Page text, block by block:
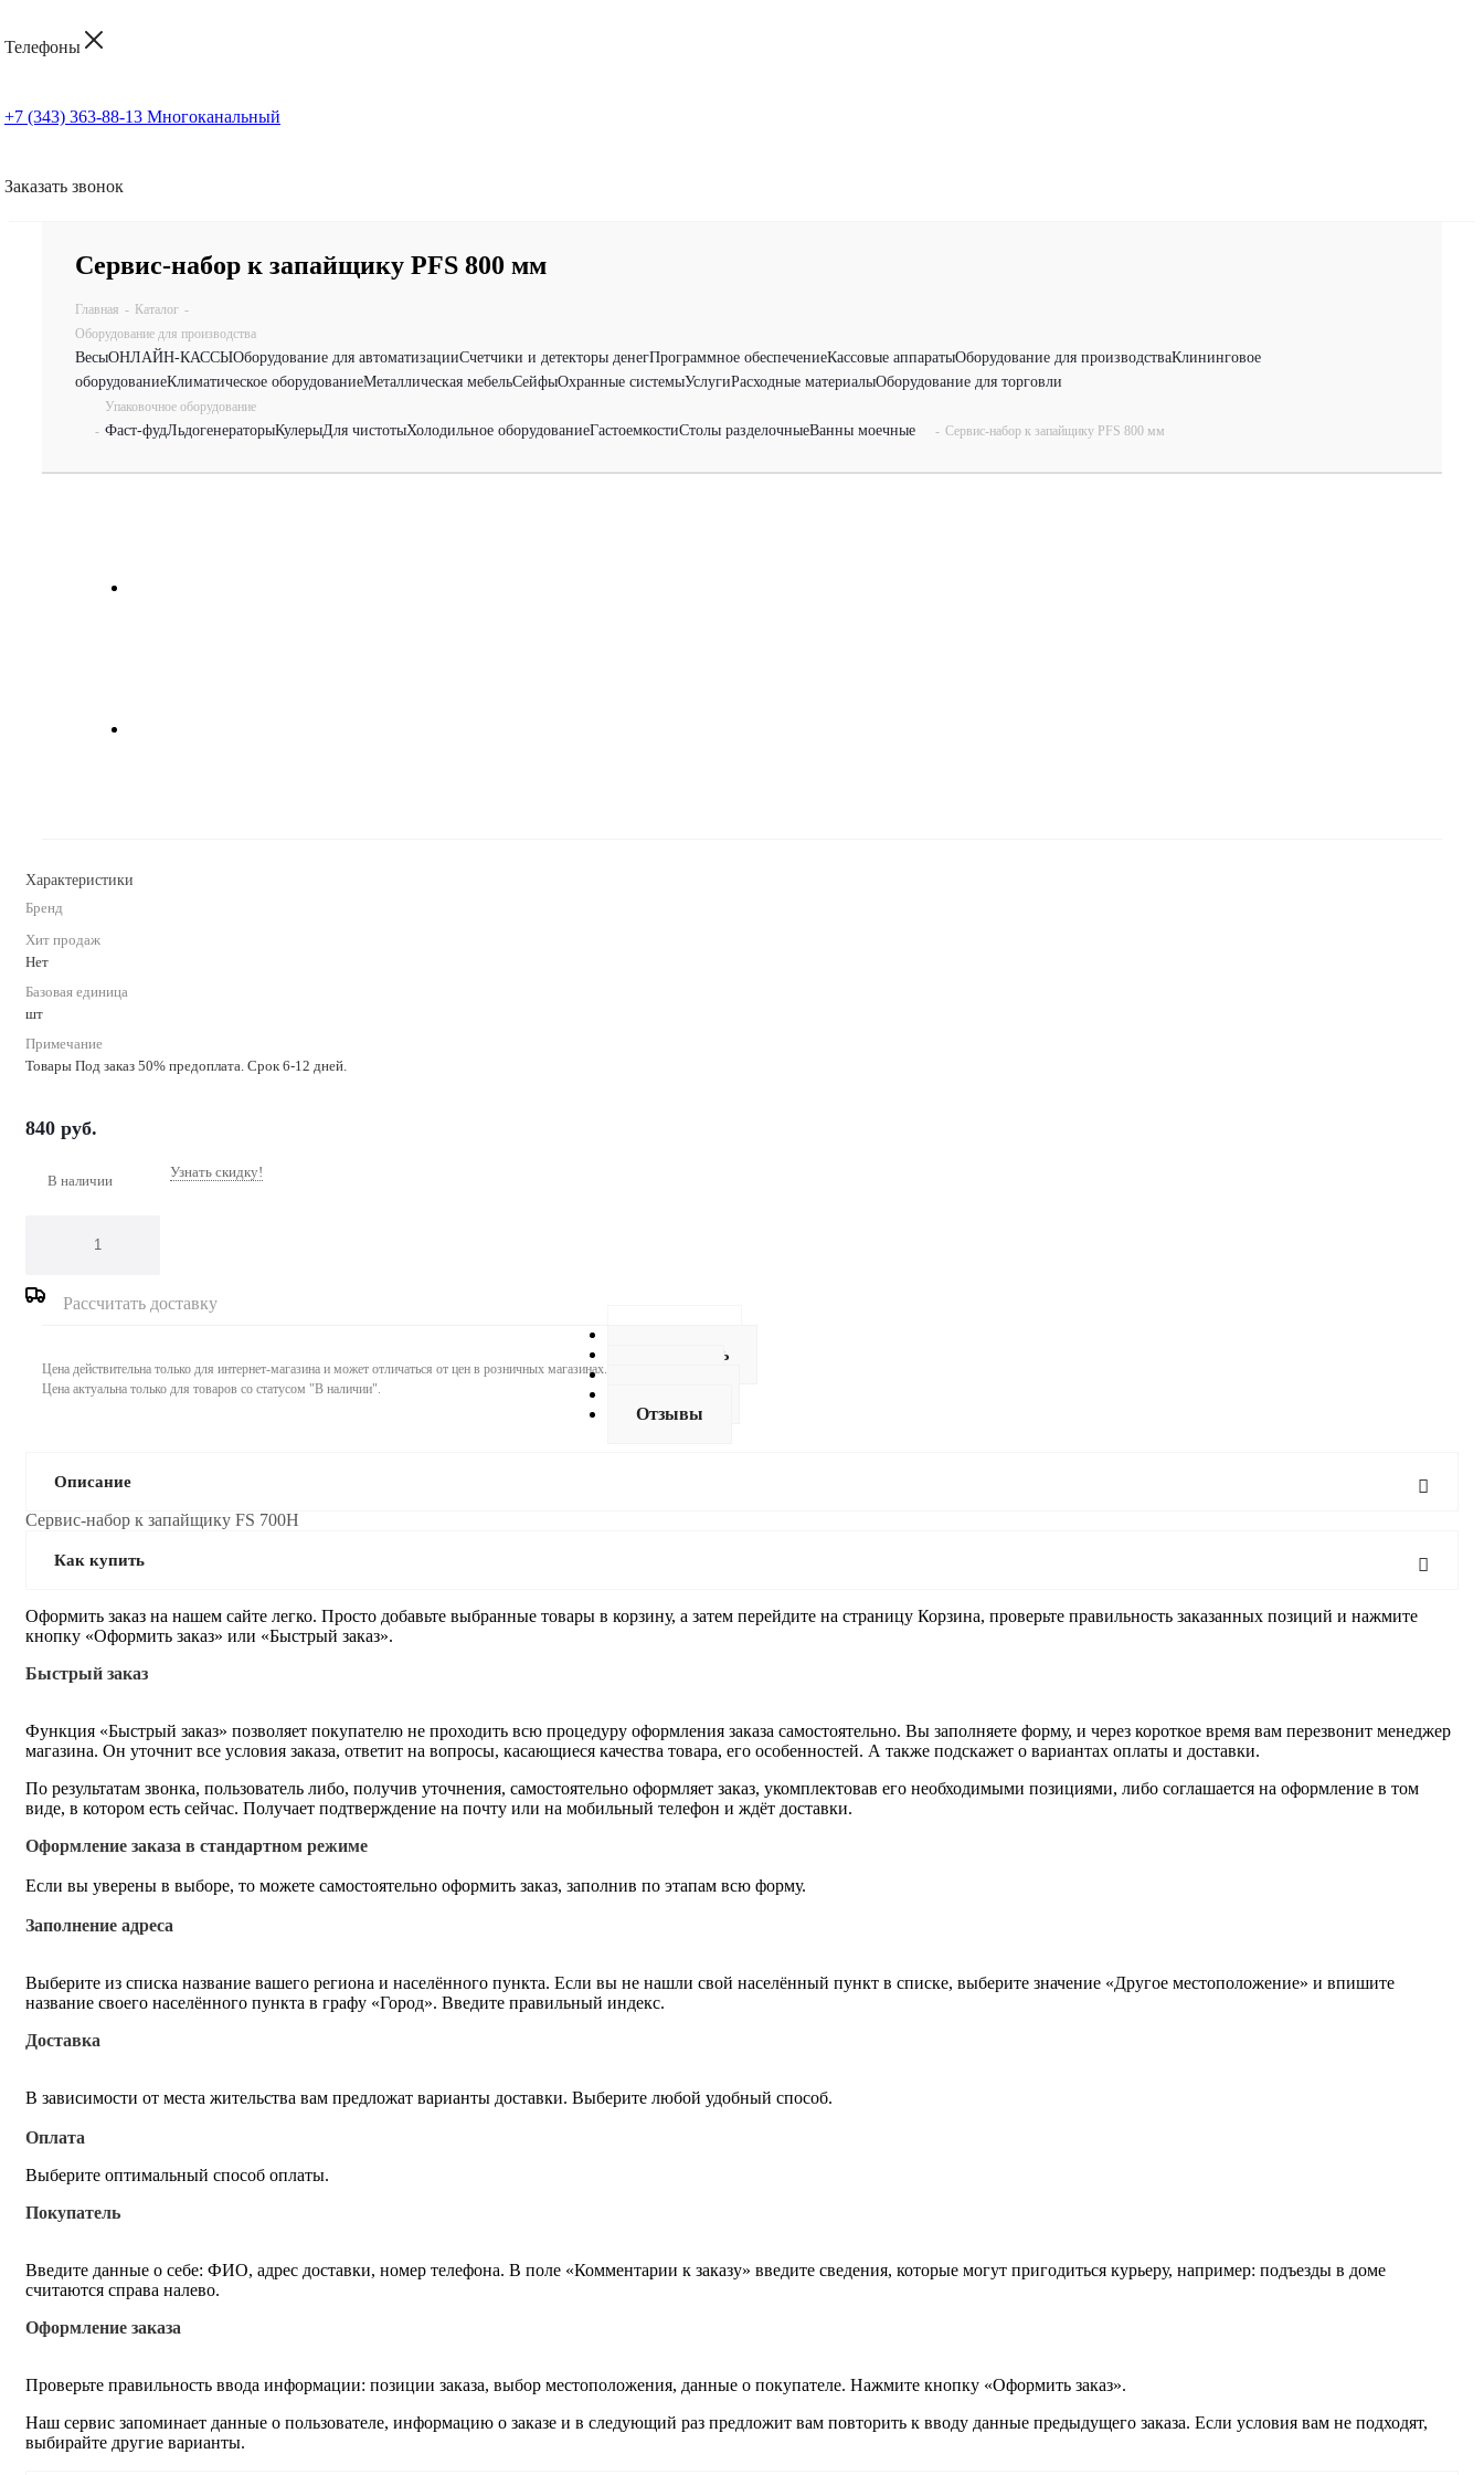
Телефоны
+7 (343) 363-88-13 Многоканальный
Заказать звонок
Сервис-набор к запайщику PFS 800 мм
Главная - Каталог -
Оборудование для производства
ВесыОНЛАЙН-КАССЫОборудование для автоматизацииСчетчики и детекторы денегПрограммное обеспечениеКассовые аппаратыОборудование для производстваКлининговое
оборудованиеКлиматическое оборудованиеМеталлическая мебельСейфыОхранные системыУслугиРасходные материалыОборудование для торговли
-
Упаковочное оборудование
Фаст-фудЛьдогенераторыКулерыДля чистотыХолодильное оборудованиеГастоемкостиСтолы разделочныеВанны моечные - Сервис-набор к запайщику PFS 800 мм
Характеристики
Бренд
Хит продаж
Нет
Базовая единица
шт
Примечание
Товары Под заказ 50% предоплата. Срок 6-12 дней.
840 руб.
В наличии Узнать скидку!
Рассчитать доставку
Цена действительна только для интернет-магазина и может отличаться от цен в розничных магазинах.
Цена актуальна только для товаров со статусом "В наличии".
Как купить
Отзывы
Описание
Сервис-набор к запайщику FS 700H
Как купить
Оформить заказ на нашем сайте легко. Просто добавьте выбранные товары в корзину, а затем перейдите на страницу Корзина, проверьте правильность заказанных позиций и нажмите
кнопку «Оформить заказ» или «Быстрый заказ».
Быстрый заказ
Функция «Быстрый заказ» позволяет покупателю не проходить всю процедуру оформления заказа самостоятельно. Вы заполняете форму, и через короткое время вам перезвонит менеджер
магазина. Он уточнит все условия заказа, ответит на вопросы, касающиеся качества товара, его особенностей. А также подскажет о вариантах оплаты и доставки.
По результатам звонка, пользователь либо, получив уточнения, самостоятельно оформляет заказ, укомплектовав его необходимыми позициями, либо соглашается на оформление в том
виде, в котором есть сейчас. Получает подтверждение на почту или на мобильный телефон и ждёт доставки.
Оформление заказа в стандартном режиме
Если вы уверены в выборе, то можете самостоятельно оформить заказ, заполнив по этапам всю форму.
Заполнение адреса
Выберите из списка название вашего региона и населённого пункта. Если вы не нашли свой населённый пункт в списке, выберите значение «Другое местоположение» и впишите
название своего населённого пункта в графу «Город». Введите правильный индекс.
Доставка
В зависимости от места жительства вам предложат варианты доставки. Выберите любой удобный способ.
Оплата
Выберите оптимальный способ оплаты.
Покупатель
Введите данные о себе: ФИО, адрес доставки, номер телефона. В поле «Комментарии к заказу» введите сведения, которые могут пригодиться курьеру, например: подъезды в доме
считаются справа налево.
Оформление заказа
Проверьте правильность ввода информации: позиции заказа, выбор местоположения, данные о покупателе. Нажмите кнопку «Оформить заказ».
Наш сервис запоминает данные о пользователе, информацию о заказе и в следующий раз предложит вам повторить к вводу данные предыдущего заказа. Если условия вам не подходят,
выбирайте другие варианты.